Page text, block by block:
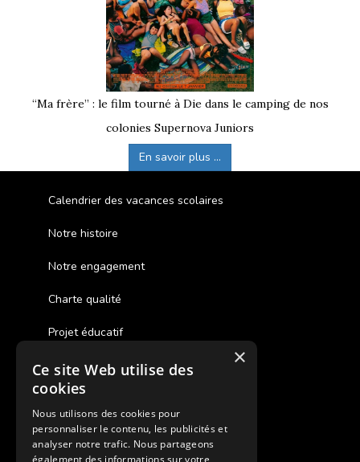
“Ma frère” : le film tourné à Die dans le camping de nos
colonies Supernova Juniors
En savoir plus ...
Calendrier des vacances scolaires
Notre histoire
Notre engagement
Charte qualité
Projet éducatif
Des colonies de vacances inclusives
Assurances annulations
Aides financières pour partir en colonie
×
Ce site Web utilise des
cookies
Nous utilisons des cookies pour
personnaliser le contenu, les publicités et
analyser notre trafic. Nous partageons
également des informations sur votre